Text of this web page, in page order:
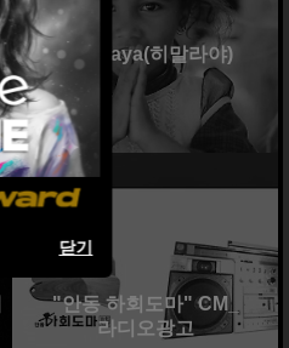
닫기
Himalaya(히말라야)
"안동 하회도마" CM_
라디오광고